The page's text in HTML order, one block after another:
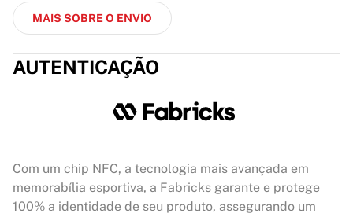
MAIS SOBRE O ENVIO
AUTENTICAÇÃO
Com um chip NFC, a tecnologia mais avançada em
memorabília esportiva, a Fabricks garante e protege
100% a identidade de seu produto, assegurando um